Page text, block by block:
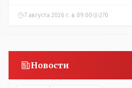
7 августа 2026 г. в 09:00 270
Новости